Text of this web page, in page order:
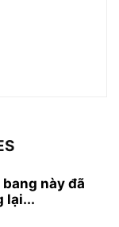
này đã
lại...